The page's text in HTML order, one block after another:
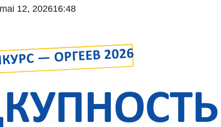
mai 12, 202616:48